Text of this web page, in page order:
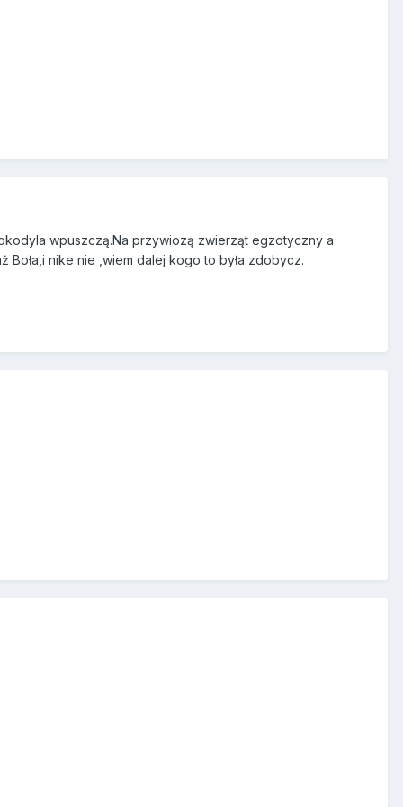
wpuszczą.Na przywiozą zwierząt egzotyczny a
Boła,i nike nie ,wiem dalej kogo to była zdobycz.